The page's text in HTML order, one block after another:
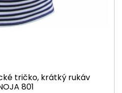
tričko, krátký rukáv
801